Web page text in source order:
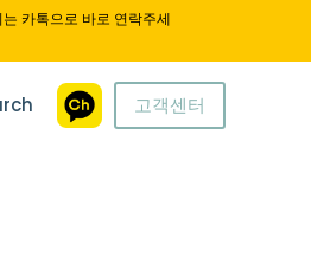
카톡으로 바로 연락주세
고객센터